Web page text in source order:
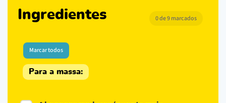
Ingredientes 0 de 9 marcados
Marcar todos
Para a massa: